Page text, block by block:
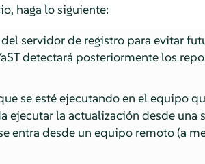
haga lo siguiente:
servidor de registro para evitar
detectará posteriormente los
se esté ejecutando en el equipo
ejecutar la actualización desde una
entra desde un equipo remoto (a